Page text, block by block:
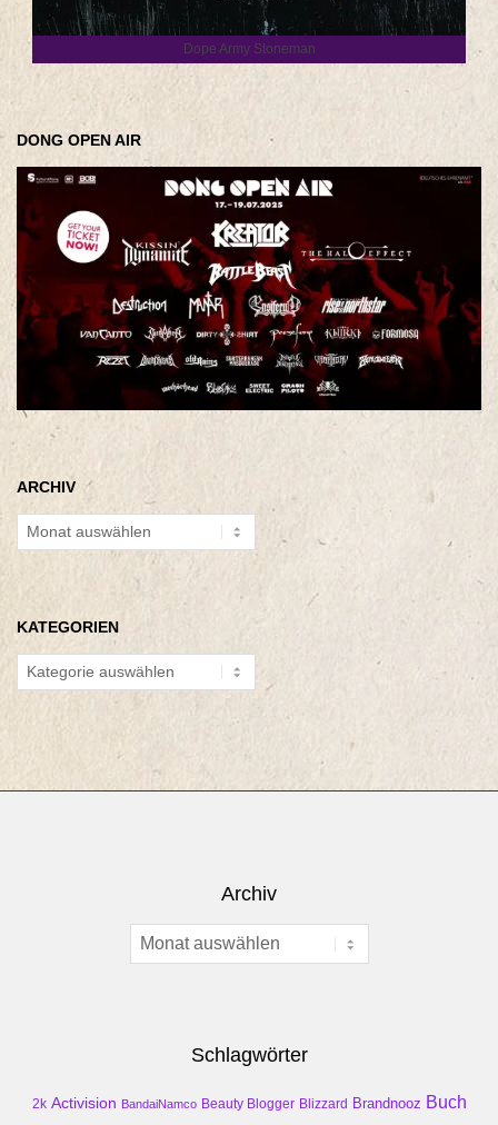
Dope Army Stoneman
DONG OPEN AIR
ARCHIV
Archiv
KATEGORIEN
Kategorien
Archiv
Archiv
Schlagwörter
2k Activision BandaiNamco Beauty Blogger Blizzard Brandnooz Buch